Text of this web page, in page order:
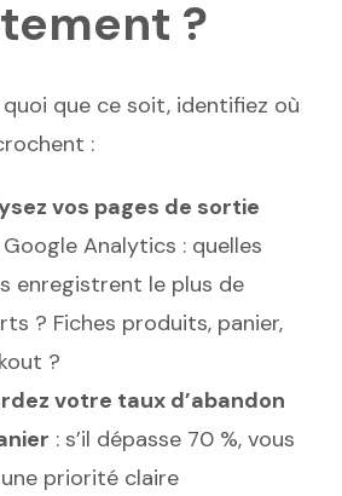
?
que ce soit, identifiez où
:
vos pages de sortie
Analytics : quelles
enregistrent le plus de
? Fiches produits, panier,
?
votre taux d’abandon
: s’il dépasse 70 %, vous
priorité claire